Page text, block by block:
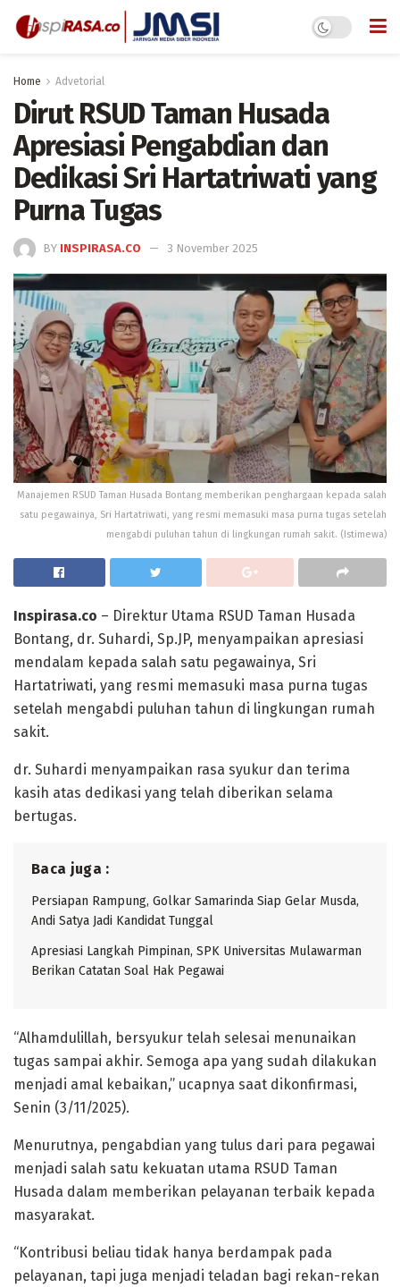
Home Advetorial
Dirut RSUD Taman Husada
Apresiasi Pengabdian dan
Dedikasi Sri Hartatriwati yang
Purna Tugas
BY INSPIRASA.CO 3 November 2025
Manajemen RSUD Taman Husada Bontang memberikan penghargaan kepada salah
satu pegawainya, Sri Hartatriwati, yang resmi memasuki masa purna tugas setelah
mengabdi puluhan tahun di lingkungan rumah sakit. (Istimewa)
Inspirasa.co – Direktur Utama RSUD Taman Husada
Bontang, dr. Suhardi, Sp.JP, menyampaikan apresiasi
mendalam kepada salah satu pegawainya, Sri
Hartatriwati, yang resmi memasuki masa purna tugas
setelah mengabdi puluhan tahun di lingkungan rumah
sakit.
dr. Suhardi menyampaikan rasa syukur dan terima
kasih atas dedikasi yang telah diberikan selama
bertugas.
Baca juga :
Persiapan Rampung, Golkar Samarinda Siap Gelar Musda,
Andi Satya Jadi Kandidat Tunggal
Apresiasi Langkah Pimpinan, SPK Universitas Mulawarman
Berikan Catatan Soal Hak Pegawai
“Alhamdulillah, bersyukur telah selesai menunaikan
tugas sampai akhir. Semoga apa yang sudah dilakukan
menjadi amal kebaikan,” ucapnya saat dikonfirmasi,
Senin (3/11/2025).
Menurutnya, pengabdian yang tulus dari para pegawai
menjadi salah satu kekuatan utama RSUD Taman
Husada dalam memberikan pelayanan terbaik kepada
masyarakat.
“Kontribusi beliau tidak hanya berdampak pada
pelayanan, tapi juga menjadi teladan bagi rekan-rekan